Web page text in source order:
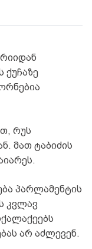
რუს
მათ ტაბიძის
პარლამენტის
კვლავ
არ აძლევენ.